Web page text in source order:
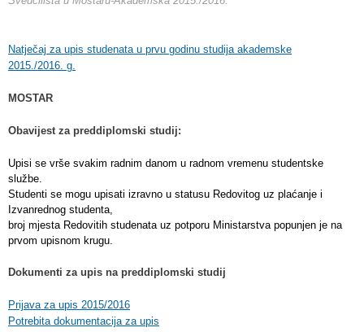
Natječaj za upis studenata u prvu godinu studija akademske
2015./2016. g.
MOSTAR
Obavijest za preddiplomski studij:
Upisi se vrše svakim radnim danom u radnom vremenu studentske
službe.
Studenti se mogu upisati izravno u statusu Redovitog uz plaćanje i
Izvanrednog studenta,
broj mjesta Redovitih studenata uz potporu Ministarstva popunjen je na
prvom upisnom krugu.
Dokumenti za upis na preddiplomski studij
Prijava za upis 2015/2016
Potrebita dokumentacija za upis